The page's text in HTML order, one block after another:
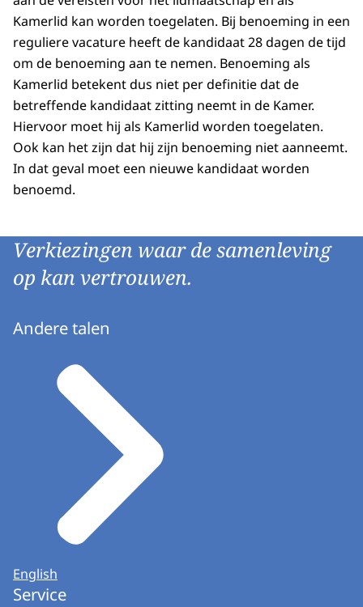
Kamerlid kan worden toegelaten. Bij benoeming in een
reguliere vacature heeft de kandidaat 28 dagen de tijd
om de benoeming aan te nemen. Benoeming als
Kamerlid betekent dus niet per definitie dat de
betreffende kandidaat zitting neemt in de Kamer.
Hiervoor moet hij als Kamerlid worden toegelaten.
Ook kan het zijn dat hij zijn benoeming niet aanneemt.
In dat geval moet een nieuwe kandidaat worden
benoemd.
Verkiezingen waar de samenleving
op kan vertrouwen.
Andere talen
English
Service